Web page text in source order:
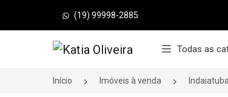
(19) 99998-2885
Página inicial Todas as
Início Imóveis à venda